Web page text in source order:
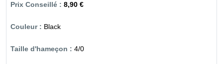
8,90 €
Black
4/0